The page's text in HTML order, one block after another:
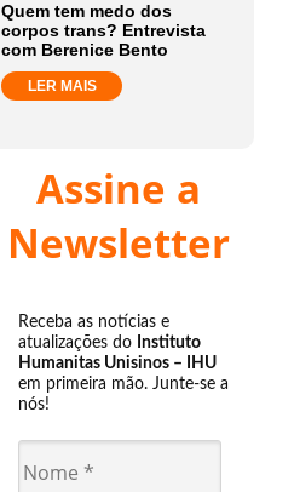
Quem tem medo dos
corpos trans? Entrevista
com Berenice Bento
LER MAIS
Assine a
Newsletter
Receba as notícias e
atualizações do Instituto
Humanitas Unisinos – IHU
em primeira mão. Junte-se a
nós!